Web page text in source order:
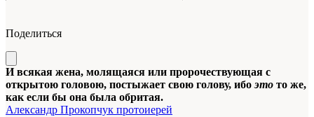
Поделиться
И всякая жена, молящаяся или пророчествующая с
открытою головою, постыжает свою голову, ибоэто то же,
как если бы она была обритая.
Александр Прокопчук протоиерей